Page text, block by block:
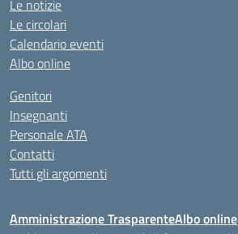
Le notizie
Le circolari
Calendario eventi
Albo online
Genitori
Insegnanti
Personale ATA
Contatti
Tutti gli argomenti
Amministrazione TrasparenteAlbo online